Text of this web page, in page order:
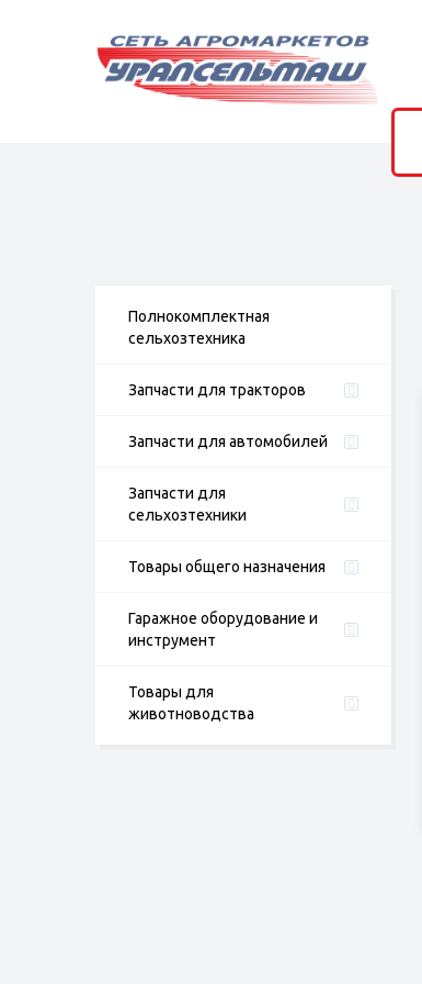
Полнокомплектная
сельхозтехника
Запчасти для тракторов
Запчасти для автомобилей
Запчасти для
сельхозтехники
Товары общего назначения
Гаражное оборудование и
инструмент
Товары для
животноводства